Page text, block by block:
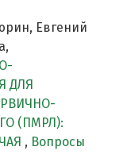
Евгений
ДЛЯ
(ПМРЛ):
, Вопросы